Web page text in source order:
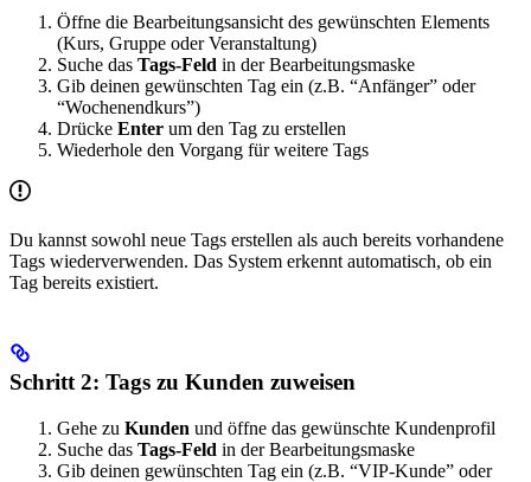
Öffne die Bearbeitungsansicht des gewünschten Elements
(Kurs, Gruppe oder Veranstaltung)
Suche das Tags-Feld in der Bearbeitungsmaske
Gib deinen gewünschten Tag ein (z.B. “Anfänger” oder
“Wochenendkurs”)
Drücke Enter um den Tag zu erstellen
Wiederhole den Vorgang für weitere Tags
Du kannst sowohl neue Tags erstellen als auch bereits vorhandene
Tags wiederverwenden. Das System erkennt automatisch, ob ein
Tag bereits existiert.
Schritt 2: Tags zu Kunden zuweisen
Gehe zu Kunden und öffne das gewünschte Kundenprofil
Suche das Tags-Feld in der Bearbeitungsmaske
Gib deinen gewünschten Tag ein (z.B. “VIP-Kunde” oder